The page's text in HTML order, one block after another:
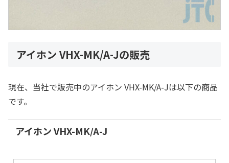
アイホン VHX-MK/A-Jの販売
現在、当社で販売中のアイホン VHX-MK/A-Jは以下の商品
です。
アイホン VHX-MK/A-J